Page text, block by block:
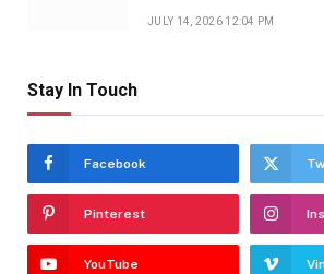
JULY 14, 2026 12:04 PM
Stay In Touch
Facebook
Pinterest
YouTube